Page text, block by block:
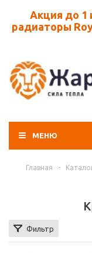
Акция до 1
радиаторы
МЕНЮ
Главная -
Фильтр